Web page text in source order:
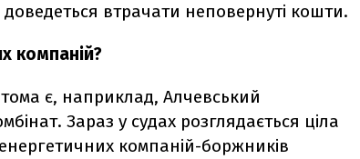
втрачати неповернуті кошти.
компаній?
є, наприклад, Алчевський
Зараз у судах розглядається ціла
компаній-боржників